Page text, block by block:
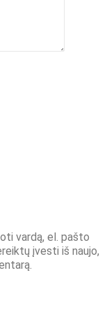
vardą, el. pašto
įvesti iš naujo,